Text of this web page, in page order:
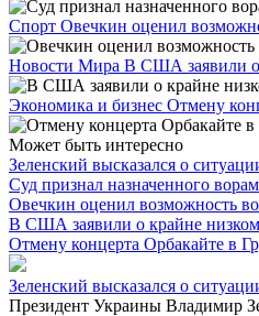
Спорт Овечкин оценил
Новости Мира В США заявили о
Экономика и бизнес Отмену
Может быть интересно
Зеленский высказался о
Суд признал назначенного
Овечкин оценил возможность
В США заявили о крайне низком
Отмену концерта Орбакайте в
Зеленский высказался о
Президент Украины Владимир